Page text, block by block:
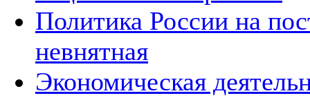
Политика России на
невнятная
Экономическая